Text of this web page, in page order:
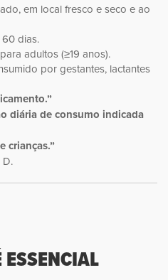
em local fresco e seco e ao
dias.
adultos (≥19 anos).
por gestantes, lactantes
diária de consumo indicada
crianças.”
D.